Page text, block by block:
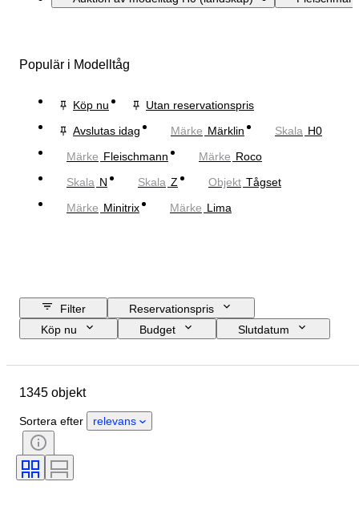
Populär i Modelltåg
Köp nu
Utan reservationspris
Avslutas idag
Märke Märklin Skala H0
Märke Fleischmann Märke Roco
Skala N Skala Z Objekt Tågset
Märke Minitrix Märke Lima
Filter
Reservationspris
Köp nu
Budget
Slutdatum
Skick
Skala
Strömtillförsel
Era
1345 objekt
Sortera efter relevans